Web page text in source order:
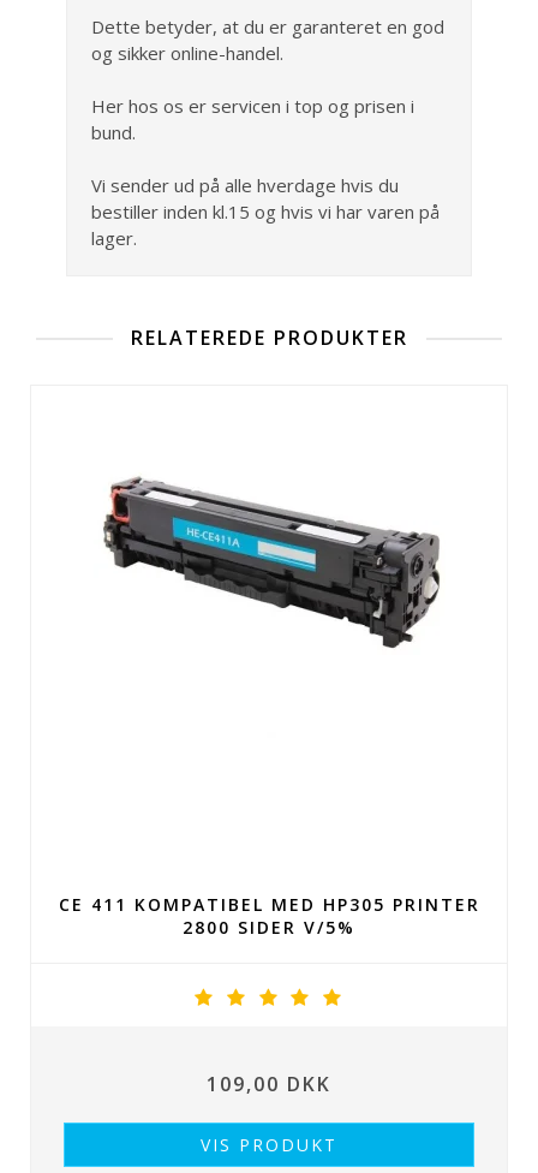
Dette betyder, at du er garanteret en god
og sikker online-handel.
Her hos os er servicen i top og prisen i
bund.
Vi sender ud på alle hverdage hvis du
bestiller inden kl.15 og hvis vi har varen på
lager.
RELATEREDE PRODUKTER
CE 411 KOMPATIBEL MED HP305 PRINTER
2800 SIDER V/5%
109,00 DKK
VIS PRODUKT